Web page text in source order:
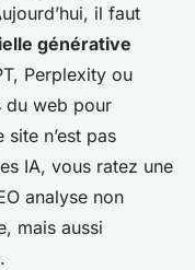
il faut
générative
Perplexity ou
du web pour
n’est pas
IA, vous ratez une
analyse non
mais aussi